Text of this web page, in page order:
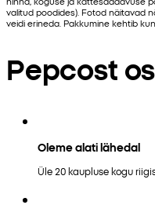
valitud poodides). Fotod näitavad
veidi erineda. Pakkumine kehtib
Pepcost
Oleme alati lähedal
Üle 20 kaupluse kogu